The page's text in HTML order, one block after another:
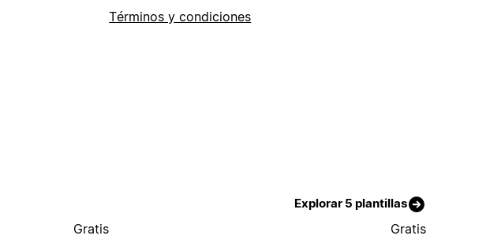
Términos y condiciones
Explorar 5 plantillas
Gratis Gratis